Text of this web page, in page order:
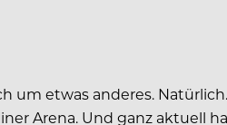
um etwas anderes.
Arena. Und ganz